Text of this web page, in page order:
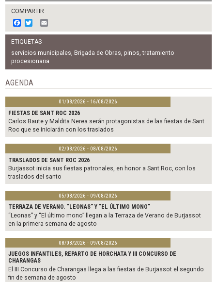
COMPARTIR
F
a
c
e
b
o
o
w
i
t
t
e
r
m
l
ETIQUETAS
servicios municipales, Brigada de Obras, pinos,tratamiento
procesionaria
AGENDA
01/08/2026 - 16/08/2026
FIESTAS DE SANT ROC 2026
Carlos Baute y Maldita Nerea serán protagonistas de las fiestas de Sant
Roc que se iniciarán con los traslados
02/08/2026 - 08/08/2026
TRASLADOS DE SANT ROC 2026
Burjassot inicia sus fiestas patronales, en honor a Sant Roc, con los
traslados del santo
05/08/2026 - 09/08/2026
TERRAZA DE VERANO. "LEONAS" Y "EL ÚLTIMO MONO"
“Leonas” y “El último mono” llegan a la Terraza de Verano de Burjassot
en la primera semana de agosto
08/08/2026 - 09/08/2026
JUEGOS INFANTILES, REPARTO DE HORCHATA Y III CONCURSO DE
CHARANGAS
El III Concurso de Charangas llega a las fiestas de Burjassot el segundo
fin de semana de agosto